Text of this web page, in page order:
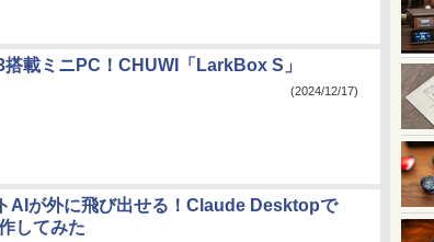
載ミニPC！CHUWI「LarkBox S」
(2024/12/17)
AIが外に飛び出せる！Claude Desktopで
してみた